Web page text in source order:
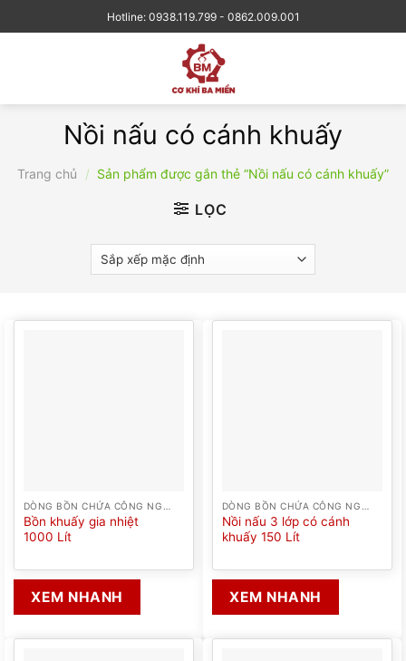
to
Hotline: 0938.119.799 - 0862.009.001
Nồi nấu có cánh khuấy
Trang chủ / Sản phẩm được gắn thẻ “Nồi nấu có cánh khuấy”
LỌC
Bồn khuấy gia nhiệt
1000 Lít
XEM NHANH
Nồi nấu 3 lớp có cánh
khuấy 150 Lít
XEM NHANH